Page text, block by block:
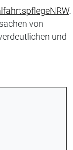
.
von
und